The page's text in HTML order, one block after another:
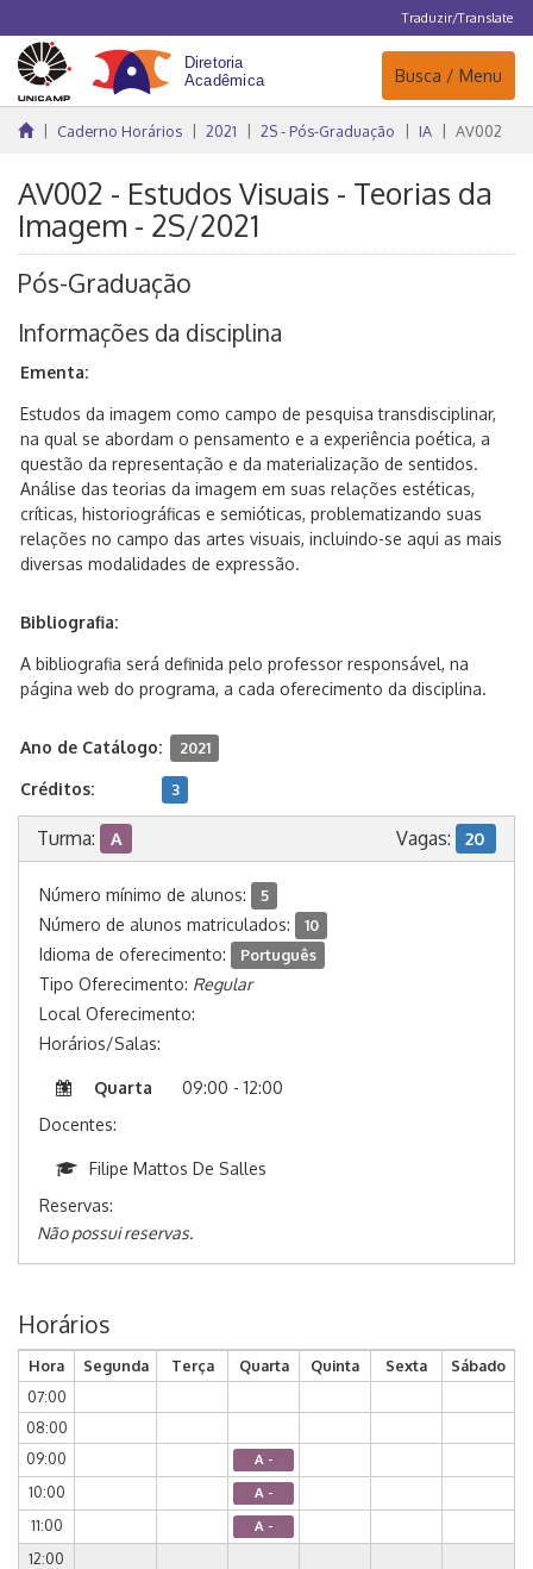
Traduzir/Translate
Navegação
Busca / Menu
Caderno Horários 2021 2S - Pós-Graduação IA AV002
AV002 - Estudos Visuais - Teorias da
Imagem - 2S/2021
Pós-Graduação
Informações da disciplina
Ementa:
Estudos da imagem como campo de pesquisa transdisciplinar,
na qual se abordam o pensamento e a experiência poética, a
questão da representação e da materialização de sentidos.
Análise das teorias da imagem em suas relações estéticas,
críticas, historiográficas e semióticas, problematizando suas
relações no campo das artes visuais, incluindo-se aqui as mais
diversas modalidades de expressão.
Bibliografia:
A bibliografia será definida pelo professor responsável, na
página web do programa, a cada oferecimento da disciplina.
Ano de Catálogo: 2021
Créditos: 3
Turma: A Vagas: 20
Número mínimo de alunos: 5
Número de alunos matriculados: 10
Idioma de oferecimento: Português
Tipo Oferecimento: Regular
Local Oferecimento:
Horários/Salas:
Quarta
09:00 - 12:00
Docentes:
Filipe Mattos De Salles
Reservas:
Não possui reservas.
Horários
Hora Segunda Terça Quarta Quinta Sexta
Sábado
07:00
08:00
09:00
A -
10:00 A -
11:00 A -
12:00